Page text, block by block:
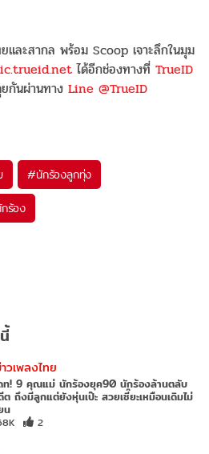
ยและสากล พร้อม Scoop เจาะลึกในมุม
ได้อีกช่องทางที่ TrueID
กันผ่านทาง Line @TrueID
#นักร้องลูกทุ่ง
ร้อง
วเพลงไทย
ท! 9 คุณแม่ นักร้องยุค90 นักร้องล้านตลับ
ต ถึงมีลูกแต่ยังหุ่นเป๊ะ สวยเซี๊ยะเหมือนเดิมไม่
น
2